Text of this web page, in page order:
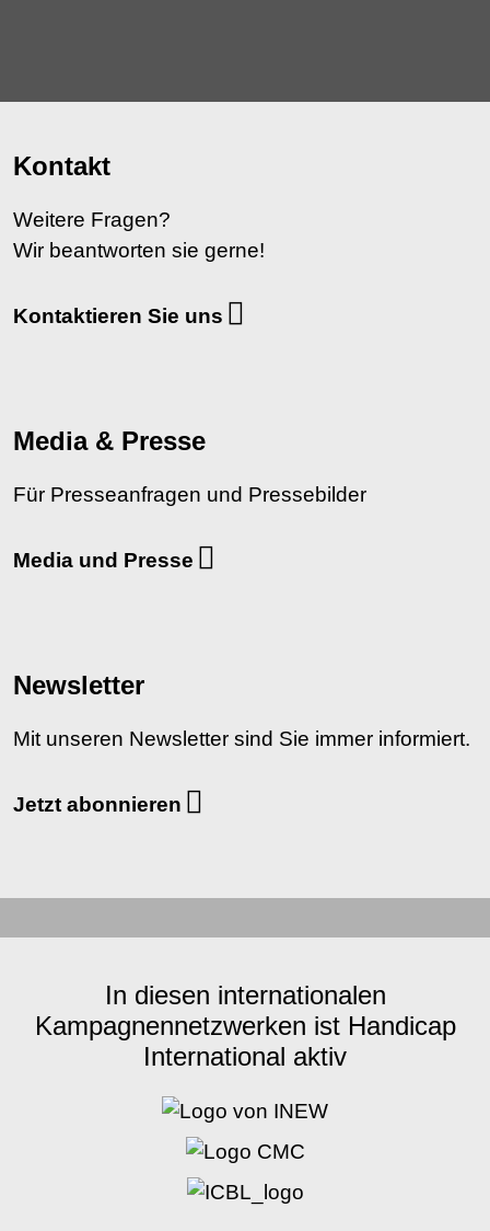
Kontakt
Weitere Fragen?
Wir beantworten sie gerne!
Kontaktieren Sie uns
Media & Presse
Für Presseanfragen und Pressebilder
Media und Presse
Newsletter
Mit unseren Newsletter sind Sie immer informiert.
Jetzt abonnieren
In diesen internationalen
Kampagnennetzwerken ist Handicap
International aktiv